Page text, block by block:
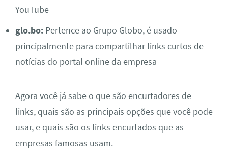
YouTube
glo.bo: Pertence ao Grupo Globo, é usado
principalmente para compartilhar links curtos de
notícias do portal online da empresa
Agora você já sabe o que são encurtadores de
links, quais são as principais opções que você pode
usar, e quais são os links encurtados que as
empresas famosas usam.